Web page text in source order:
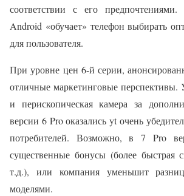
соответствии с его
Android «обучает» телефон выбирать
для пользователя.
При уровне цен 6-й серии,
отличные маркетинговые
и перископическая камера за
версии 6 Pro оказались yt очень
потребителей. Возможно, в 7 Pro
существенные бонусы (более быстрая
т.д.), или компания уменьшит
моделями.